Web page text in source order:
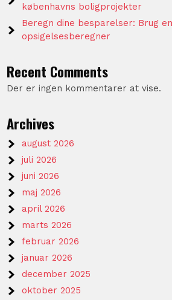
københavns boligprojekter
Beregn dine besparelser: Brug
opsigelsesberegner
Recent Comments
Der er ingen kommentarer at vise.
Archives
august 2026
juli 2026
juni 2026
maj 2026
april 2026
marts 2026
februar 2026
januar 2026
december 2025
oktober 2025